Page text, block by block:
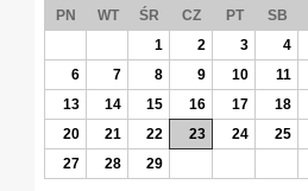
PN WT ŚR CZ PT SB
1
2 3 4
6
7 8 9 10 11
13
14 15 16 17 18
20
21 22 23 24 25
27
28 29